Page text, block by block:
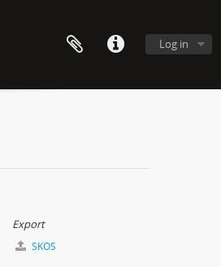
Log in
Export
SKOS